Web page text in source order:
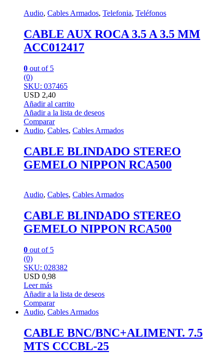
Audio, Cables Armados, Telefonia, Teléfonos
CABLE AUX ROCA 3.5 A 3.5 MM
ACC012417
0 out of 5
(0)
SKU: 037465
USD 2,40
Añadir al carrito
Añadir a la lista de deseos
Comparar
Audio, Cables, Cables Armados
CABLE BLINDADO STEREO
GEMELO NIPPON RCA500
Audio, Cables, Cables Armados
CABLE BLINDADO STEREO
GEMELO NIPPON RCA500
0 out of 5
(0)
SKU: 028382
USD 0,98
Leer más
Añadir a la lista de deseos
Comparar
Audio, Cables Armados
CABLE BNC/BNC+ALIMENT. 7.5
MTS CCCBL-25